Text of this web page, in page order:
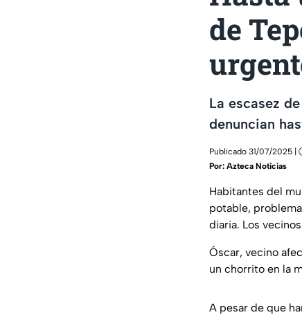
de
La escasez
denuncian
Publicado 31/07/2025 |
Por: Azteca Noticias
Habitantes del
potable,
diaria. Los
Óscar, vecino
un chorrito en la
A pesar de que